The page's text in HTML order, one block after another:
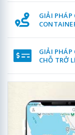
GIẢI PHÁP
GIẢI PHÁP
CHỖ TRỞ